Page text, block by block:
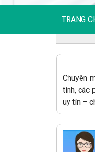
TRANG
Chuyên
tính, các
uy tín –